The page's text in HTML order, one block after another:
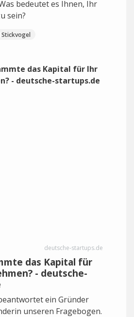
bedeutet es Ihnen, Ihr
sein?
Stickvogel
deutsche-startups.de
das Kapital für
- deutsche-
ein Gründer
unseren Fragebogen.